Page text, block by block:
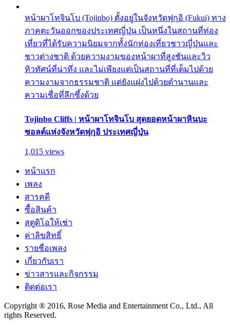
หน้าผาโทจินโบ (Tojinbo) ตั้งอยู่ในจังหวัดฟุกุอิ (Fukui) ทาง
ภาคตะวันออกของประเทศญี่ปุ่น เป็นหนึ่งในสถานที่ท่อง
เที่ยวที่ได้รับความนิยมจากทั้งนักท่องเที่ยวชาวญี่ปุ่นและ
ชาวต่างชาติ ด้วยความงามของหน้าผาที่สูงชันและวิว
ทิวทัศน์ที่น่าทึ่ง และไม่เพียงแต่เป็นสถานที่ที่เต็มไปด้วย
ความงามจากธรรมชาติ แต่ยังแฝงไปด้วยตำนานและ
ความเชื่อที่ลึกซึ้งด้วย
Tojinbo Cliffs | หน้าผาโทจินโบ สุดยอดหน้าผาหินบะ
ซอลต์แห่งจังหวัดฟุกุอิ ประเทศญี่ปุ่น
1,015 views
หน้าแรก
เพลง
สารคดี
ซื้อสินค้า
สตูดิโอให้เช่า
ค่าลิขสิทธิ์
รายชื่อเพลง
เกี่ยวกับเรา
ข่าวสารและกิจกรรม
ติดต่อเรา
Copyright ® 2016, Rose Media and Entertainment Co., Ltd., All
rights Reserved.